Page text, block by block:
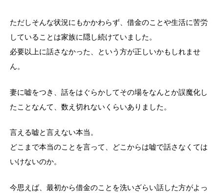
ただしそんな状況にもかかわらず、借金のことや生活に苦労
していることは家族に隠し続けていました。
必要以上に話さなかった、という方が正しいかもしれませ
ん。
妻に嘘をつき、話をはぐらかしてその場をなんとか誤魔化し
たことなんて、数え切れないくらいありました。
言える嘘と言えない本当。
どこまで本当のことを言って、どこからは嘘で話さなくては
いけないのか。
今思えば、最初から借金のことを洗いざらい話した方がよっ